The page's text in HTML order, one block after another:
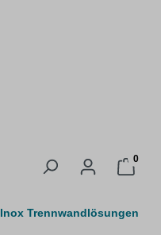
0
Inox Trennwandlösungen